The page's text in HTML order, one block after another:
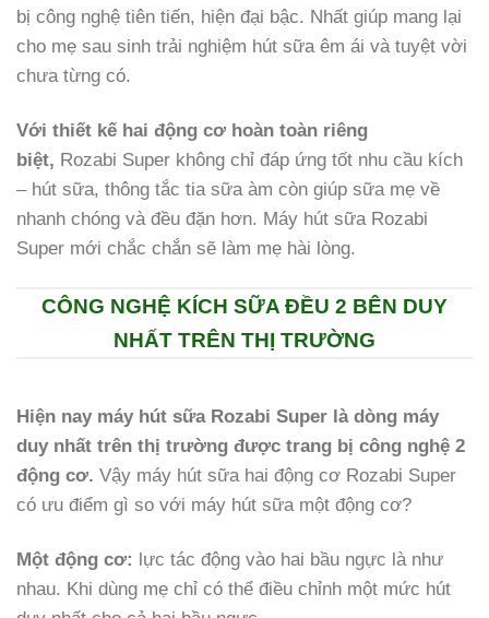
bị công nghệ tiên tiến, hiện đại bậc. Nhất giúp mang lại
cho mẹ sau sinh trải nghiệm hút sữa êm ái và tuyệt vời
chưa từng có.
Với thiết kế hai động cơ hoàn toàn riêng
biệt, Rozabi Super không chỉ đáp ứng tốt nhu cầu kích
– hút sữa, thông tắc tia sữa àm còn giúp sữa mẹ về
nhanh chóng và đều đặn hơn. Máy hút sữa Rozabi
Super mới chắc chắn sẽ làm mẹ hài lòng.
CÔNG NGHỆ KÍCH SỮA ĐỀU 2 BÊN DUY
NHẤT TRÊN THỊ TRƯỜNG
Hiện nay máy hút sữa Rozabi Super là dòng máy
duy nhất trên thị trường được trang bị công nghệ 2
động cơ. Vậy máy hút sữa hai động cơ Rozabi Super
có ưu điểm gì so với máy hút sữa một động cơ?
Một động cơ: lực tác động vào hai bầu ngực là như
nhau. Khi dùng mẹ chỉ có thể điều chỉnh một mức hút